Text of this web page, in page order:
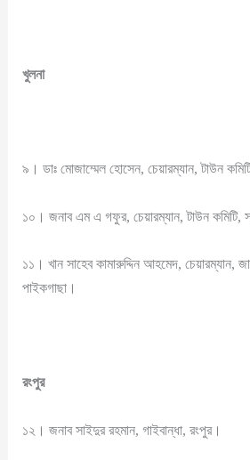
খুলনা
৯। ডাঃ মোজাম্মেল হোসেন, চেয়ারম্যান, টাউন
১০। জনাব এম এ গফুর, চেয়ারম্যান, টাউন কমিটি,
১১। খান সাহেব কামারুদ্দিন আহমেদ, চেয়ারম্যান,
পাইকগাছা।
রংপুর
১২। জনাব সাইদুর রহমান, গাইবান্ধা, রংপুর।